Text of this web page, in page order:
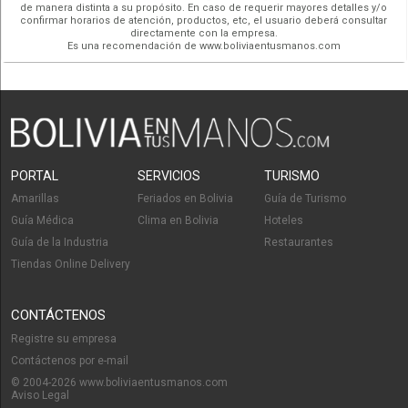
de manera distinta a su propósito. En caso de requerir mayores detalles y/o
confirmar horarios de atención, productos, etc, el usuario deberá consultar
directamente con la empresa.
Es una recomendación de www.boliviaentusmanos.com
PORTAL
Amarillas
Guía Médica
Guía de la Industria
Tiendas Online Delivery
SERVICIOS
Feriados en Bolivia
Clima en Bolivia
TURISMO
Guía de Turismo
Hoteles
Restaurantes
CONTÁCTENOS
Registre su empresa
Contáctenos por e-mail
© 2004-2026 www.boliviaentusmanos.com
Aviso Legal